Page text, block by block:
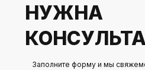
НУЖНА
Заполните форму и мы